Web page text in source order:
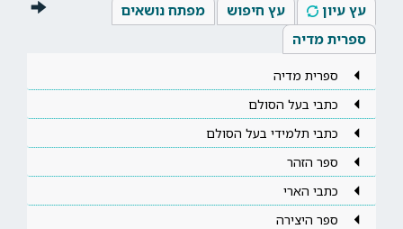
עץ עיון עץ חיפוש
מפתח נושאים
ספרית מדיה
ספרית מדיה
כתבי בעל הסולם
כתבי תלמידי בעל הסולם
ספר הזהר
כתבי הארי
ספר היצירה